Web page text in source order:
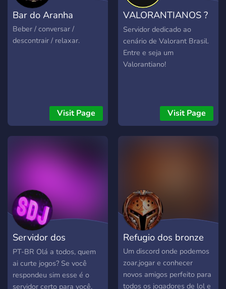
Bar do Aranha
Beber / conversar /
descontrair / relaxar.
Visit Page
VALORANTIANOS ?
- BR
Servidor dedicado ao
cenário de Valorant Brasil.
Entre e seja um
Valorantiano!
Visit Page
Servidor dos
Joguinhos
PT-BR Olá a todos, quem
ai curte jogos? Se você
respondeu sim esse é o
servidor certo para você,
Refugio dos bronze
Um discord onde podemos
zoar,jogar e conhecer
novos amigos perfeito para
todos os jogadores de lol e